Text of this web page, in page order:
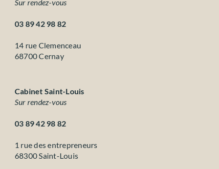
Sur rendez-vous
03 89 42 98 82
14 rue Clemenceau
68700 Cernay
Cabinet Saint-Louis
Sur rendez-vous
03 89 42 98 82
1 rue des entrepreneurs
68300 Saint-Louis